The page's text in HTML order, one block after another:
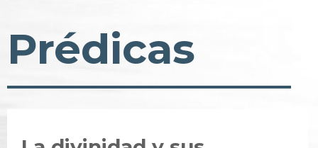
Prédicas